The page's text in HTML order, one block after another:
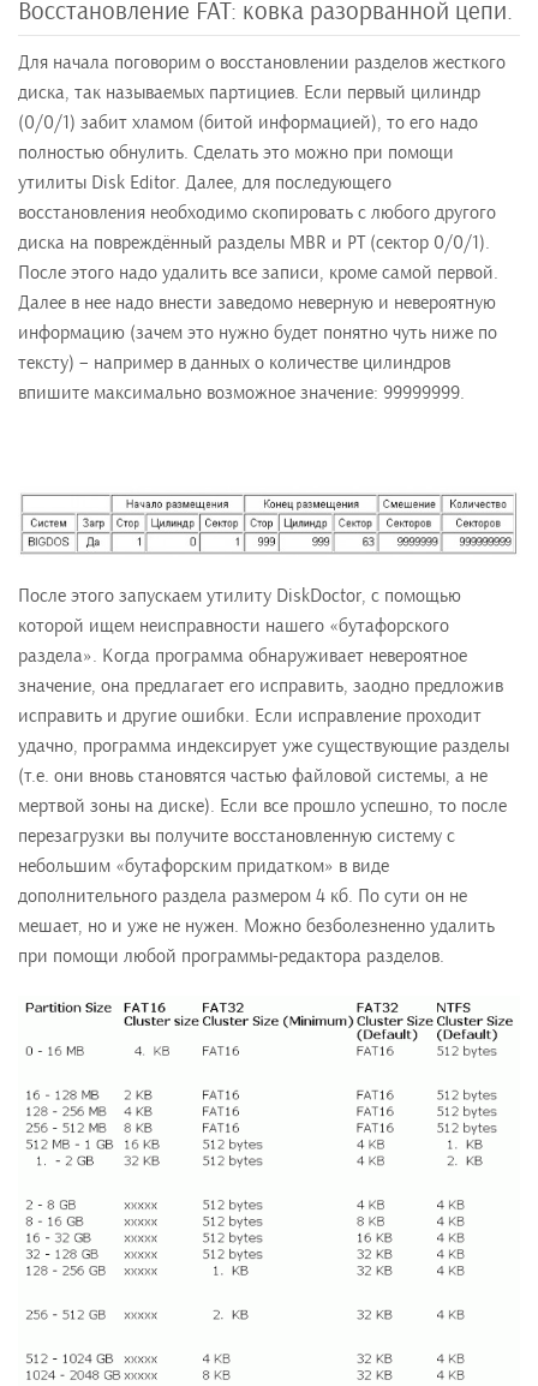
Восстановление FAT: ковка разорванной цепи.
Для начала поговорим о восстановлении разделов жесткого
диска, так называемых партициев. Если первый цилиндр
(0/0/1) забит хламом (битой информацией), то его надо
полностью обнулить. Сделать это можно при помощи
утилиты Disk Editor. Далее, для последующего
восстановления необходимо скопировать с любого другого
диска на повреждённый разделы MBR и PT (сектор 0/0/1).
После этого надо удалить все записи, кроме самой первой.
Далее в нее надо внести заведомо неверную и невероятную
информацию (зачем это нужно будет понятно чуть ниже по
тексту) – например в данных о количестве цилиндров
впишите максимально возможное значение: 99999999.
После этого запускаем утилиту DiskDoctor, с помощью
которой ищем неисправности нашего «бутафорского
раздела». Когда программа обнаруживает невероятное
значение, она предлагает его исправить, заодно предложив
исправить и другие ошибки. Если исправление проходит
удачно, программа индексирует уже существующие разделы
(т.е. они вновь становятся частью файловой системы, а не
мертвой зоны на диске). Если все прошло успешно, то после
перезагрузки вы получите восстановленную систему с
небольшим «бутафорским придатком» в виде
дополнительного раздела размером 4 кб. По сути он не
мешает, но и уже не нужен. Можно безболезненно удалить
при помощи любой программы-редактора разделов.